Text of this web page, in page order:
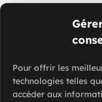
Pour offrir les
technologies telles
accéder aux
12.31 euros par